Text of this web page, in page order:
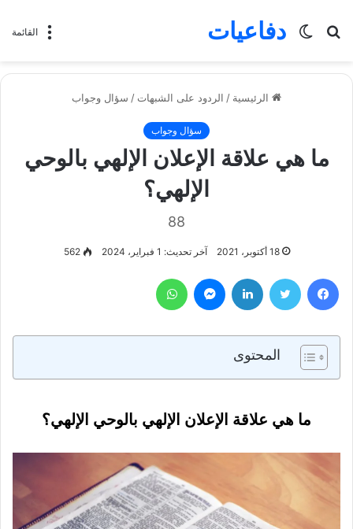
القائمة دفاعيات
بحث
الوضع
الرئيسية / الردود على الشبهات / سؤال وجواب
سؤال وجواب
ما هي علاقة الإعلان الإلهي بالوحي
الإلهي؟
88
18 أكتوبر، 2021 آخر تحديث: 1 فبراير، 2024 562
فيسبوك تويتر لينكدإن ماسنجر
المحتوى
ما هي علاقة الإعلان الإلهي بالوحي الإلهي؟